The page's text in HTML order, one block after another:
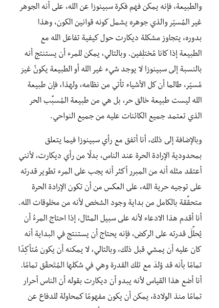
والطبيعة، فإنه يمكن فهم فكرة سبينوزا عن الله، على أنه الجوهر
غير المُسيّر والذي جوهره يشمل كونه قوانين الكون، وهذا
بدوره، يتجاوز مشكلة ديكارت حول كيفية تفاعل الله مع
الطبيعة إذا كانا مُختلِفين. وبالتالي، يمكن للمرء أن يستنتج أنه
بالنسبة إلى سبينوزا لا يوجد شيء غير الله أو الطبيعة يكونُ غيرَ
مُسيّر، طالما أن كل الأشياء تأتي من نظامه، ولهذا، فإن طبيعة
الله ليست طبيعة خالق حر، بل هي من طبيعة المُسبِّب الحر
الذي تعتمد جميع الكائنات عليه من جميع النواحي.
وبالإضافة إلى ذلك، أنا أتفق مع رأي سبينوزا فيما يتعلق
بمحدودية الإرادة الحرة عند الناس، بدلًا من رأي ديكارت، لأنني
أعتقد مثله أنه من المبرر أكثر أنه يجب على المرء تطوير قدرته
على توجيه حرية الله، على العكس من أن تكون الإرادة الحرة
متحقِّقة بالكامل من بداية وجود الشخص لأنه من مخلوقات الله.
أنا أقدم هذا الادعاء لأنه على سبيل المثال، إذا احتاج المرءُ أن
يُحلِّلَ قدرته على الركض، فإنه يحتاج أن يستنتج في البداية أنه
كان عليه أن يمشي قبل ذلك، وبالتالي، لا يمكنه أن يكون مُتأكِدًا
تمامًا بأنه قد وُلِدَ مع تلك القدرة وهي في شكلها المُتَحقّق تمامًا.
أنا أضع هذا القياس لأنه يبدو أن ديكارت بقوله أن الناس أحرار
تمامًا منذ الولادة، يمكن أن يكون مفهومًا كمحاولة للدفاع عن